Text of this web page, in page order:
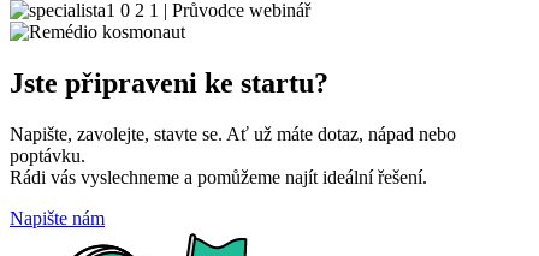
Jste připraveni ke startu?
Napište, zavolejte, stavte se. Ať už máte dotaz, nápad nebo
poptávku.
Rádi vás vyslechneme a pomůžeme najít ideální řešení.
Napište nám